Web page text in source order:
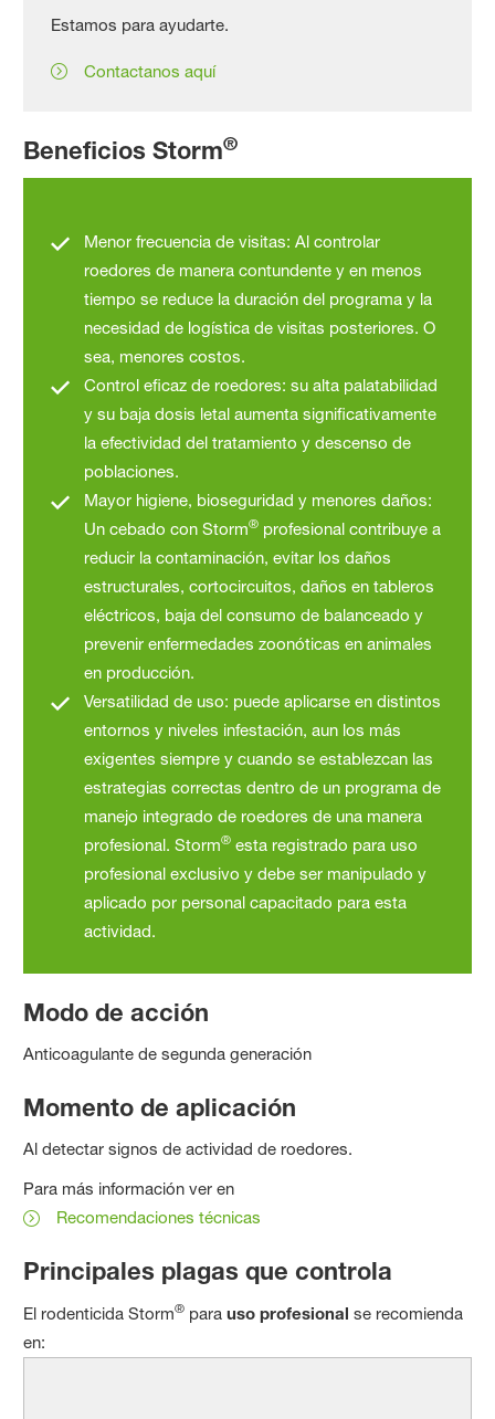
Estamos para ayudarte.
Contactanos aquí
Beneficios Storm®
Menor frecuencia de visitas: Al controlar
roedores de manera contundente y en menos
tiempo se reduce la duración del programa y la
necesidad de logística de visitas posteriores. O
sea, menores costos.
Control eficaz de roedores: su alta palatabilidad
y su baja dosis letal aumenta significativamente
la efectividad del tratamiento y descenso de
poblaciones.
Mayor higiene, bioseguridad y menores daños:
Un cebado con Storm® profesional contribuye a
reducir la contaminación, evitar los daños
estructurales, cortocircuitos, daños en tableros
eléctricos, baja del consumo de balanceado y
prevenir enfermedades zoonóticas en animales
en producción.
Versatilidad de uso: puede aplicarse en distintos
entornos y niveles infestación, aun los más
exigentes siempre y cuando se establezcan las
estrategias correctas dentro de un programa de
manejo integrado de roedores de una manera
profesional. Storm® esta registrado para uso
profesional exclusivo y debe ser manipulado y
aplicado por personal capacitado para esta
actividad.
Modo de acción
Anticoagulante de segunda generación
Momento de aplicación
Al detectar signos de actividad de roedores.
Para más información ver en
Recomendaciones técnicas
Principales plagas que controla
El rodenticida Storm® parauso profesional se recomienda
en: